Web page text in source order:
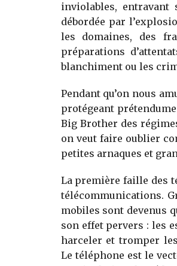
inviolables,
débordée par
les domaines, des
préparations
blanchiment ou les
Pendant qu’on nous
protégeant
Big Brother des
on veut faire oublier
petites arnaques et
La première faille des
télécommunications.
mobiles sont devenus
son effet pervers : les
harceler et tromper
Le téléphone est le